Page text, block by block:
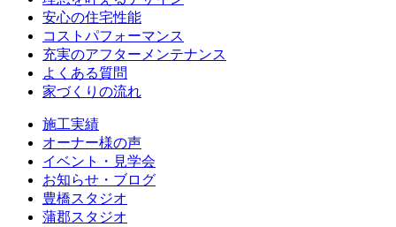
安心の住宅性能
コストパフォーマンス
充実のアフターメンテナンス
よくある質問
家づくりの流れ
施工実績
オーナー様の声
イベント・見学会
お知らせ・ブログ
豊橋スタジオ
蒲郡スタジオ